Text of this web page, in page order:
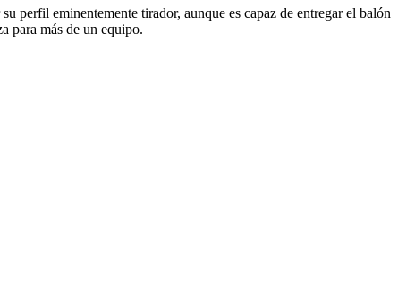
perfil eminentemente tirador, aunque es capaz de entregar el balón
para más de un equipo.